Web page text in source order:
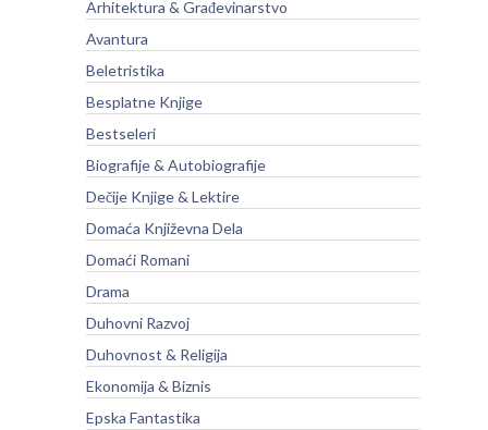
Arhitektura & Građevinarstvo
Avantura
Beletristika
Besplatne Knjige
Bestseleri
Biografije & Autobiografije
Dečije Knjige & Lektire
Domaća Književna Dela
Domaći Romani
Drama
Duhovni Razvoj
Duhovnost & Religija
Ekonomija & Biznis
Epska Fantastika